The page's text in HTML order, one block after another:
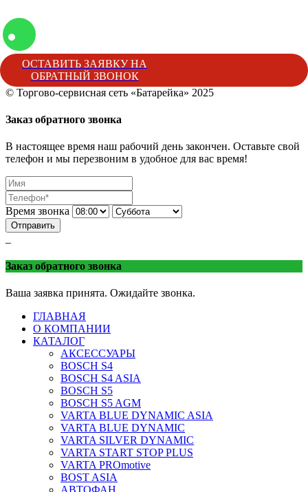
ОСТАВИТЬ ЗАЯВКУ НА
ОБРАТНЫЙ ЗВОНОК
© Торгово-сервисная сеть «Батарейка» 2025
Заказ обратного звонка
В настоящее время наш рабочий день закончен. Оставьте свой
телефон и мы перезвоним в удобное для вас время!
Время звонка
Отправить
Заказ обратного звонка
Ваша заявка принята. Ожидайте звонка.
ГЛАВНАЯ
О КОМПАНИИ
КАТАЛОГ
АКСЕССУАРЫ
BOSCH S4
BOSCH S4 ASIA
BOSCH S5
BOSCH S5 AGM
VARTA BLUE DYNAMIC ASIA
VARTA BLUE DYNAMIC
VARTA SILVER DYNAMIC
VARTA START STOP PLUS
VARTA PROmotive
BOST ASIA
АВТОФАН